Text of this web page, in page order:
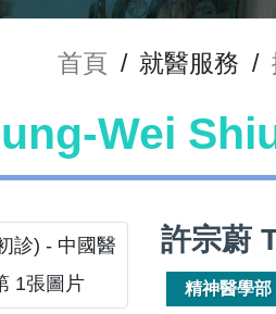
首頁 / 就醫服務 /
Wei
許宗蔚
精神醫學部